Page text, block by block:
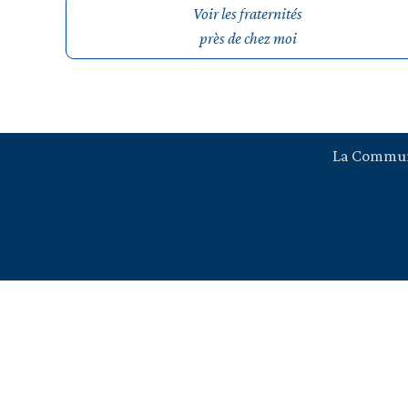
Voir les fraternités
près de chez moi
La